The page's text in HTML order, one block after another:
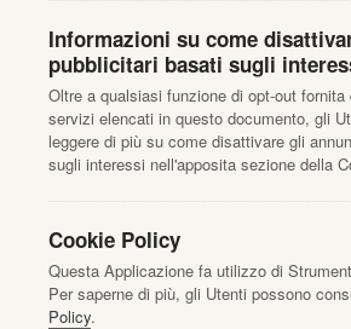
Informazioni su come
pubblicitari basati sugli
Oltre a qualsiasi funzione di opt-out fornita
servizi elencati in questo documento, gli
leggere di più su come disattivare gli
sugli interessi nell'apposita sezione della
Cookie Policy
Questa Applicazione fa utilizzo di
Per saperne di più, gli Utenti possono
Policy.